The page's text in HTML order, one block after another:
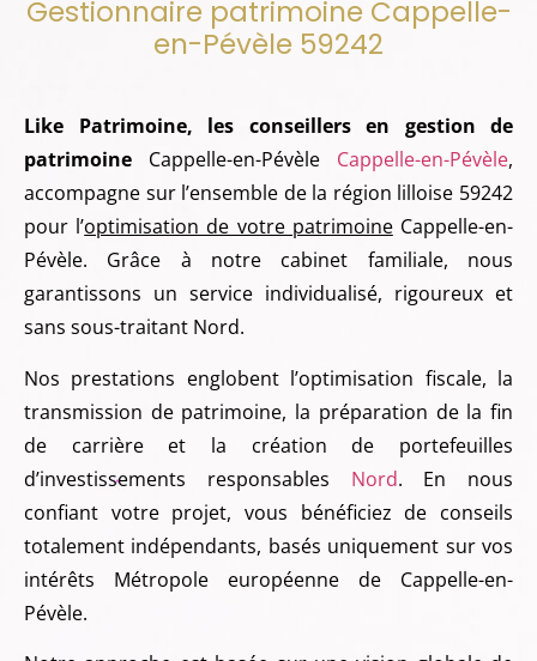
Gestionnaire patrimoine Cappelle-
en-Pévèle 59242
Like Patrimoine, les conseillers en gestion de
patrimoine Cappelle-en-Pévèle Cappelle-en-Pévèle,
accompagne sur l’ensemble de la région lilloise 59242
pour l’optimisation de votre patrimoineCappelle-en-
Pévèle. Grâce à notre cabinet familiale, nous
garantissons un service individualisé, rigoureux et
sans sous-traitant Nord.
Nos prestations englobent l’optimisation fiscale, la
transmission de patrimoine, la préparation de la fin
de carrière et la création de portefeuilles
d’investissements responsables Nord. En nous
confiant votre projet, vous bénéficiez de conseils
totalement indépendants, basés uniquement sur vos
intérêts Métropole européenne de Cappelle-en-
Pévèle.